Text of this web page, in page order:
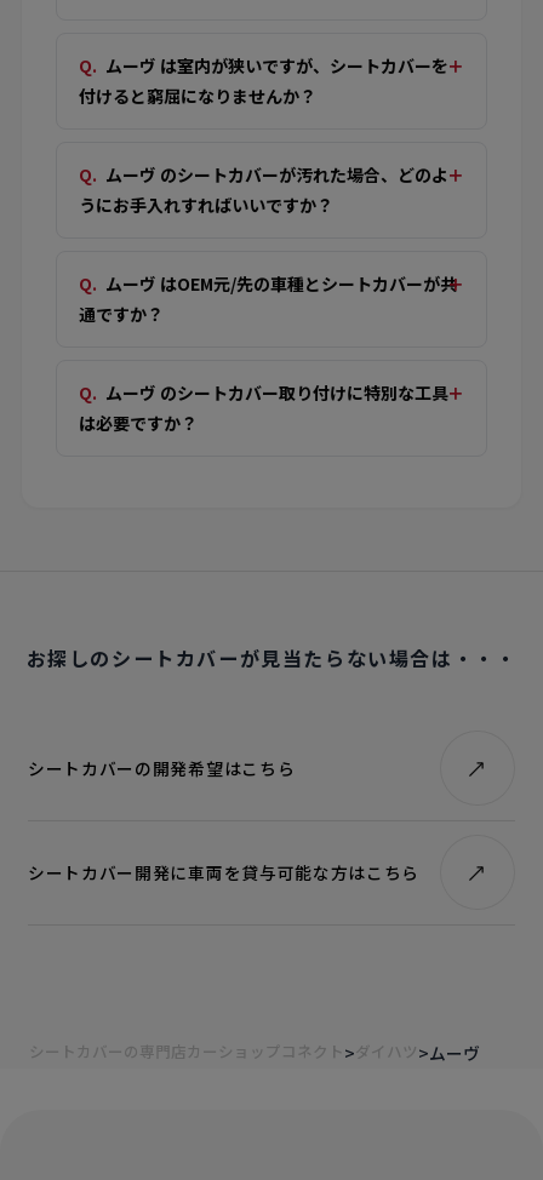
ムーヴ は室内が狭いですが、シートカバーを
付けると窮屈になりませんか？
ムーヴ のシートカバーが汚れた場合、どのよ
うにお手入れすればいいですか？
ムーヴ はOEM元/先の車種とシートカバーが共
通ですか？
ムーヴ のシートカバー取り付けに特別な工具
は必要ですか？
お探しのシートカバーが見当たらない場合は・・・
シートカバーの開発希望はこちら
シートカバー開発に車両を貸与可能な方はこちら
シートカバーの専門店カーショップコネクト ダイハツ ムーヴ